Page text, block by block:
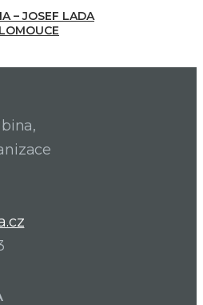
– JOSEF LADA